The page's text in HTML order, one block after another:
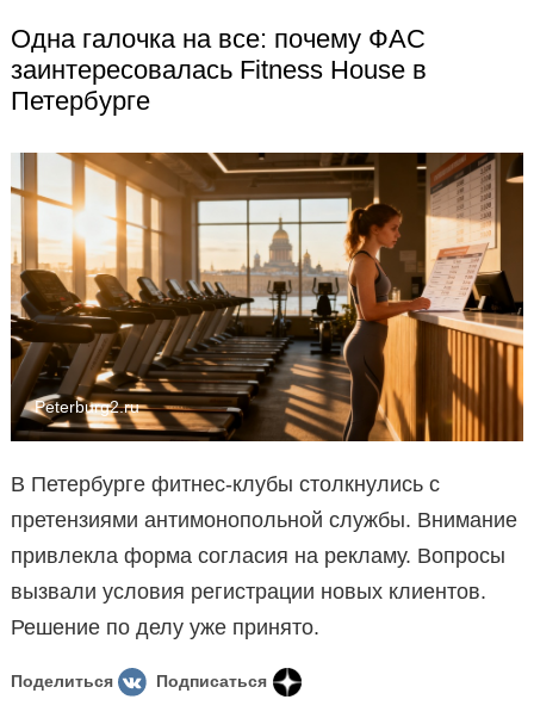
Одна галочка на все: почему ФАС
заинтересовалась Fitness House в
Петербурге
Peterburg2.ru
В Петербурге фитнес-клубы столкнулись с
претензиями антимонопольной службы. Внимание
привлекла форма согласия на рекламу. Вопросы
вызвали условия регистрации новых клиентов.
Решение по делу уже принято.
Поделиться Подписаться